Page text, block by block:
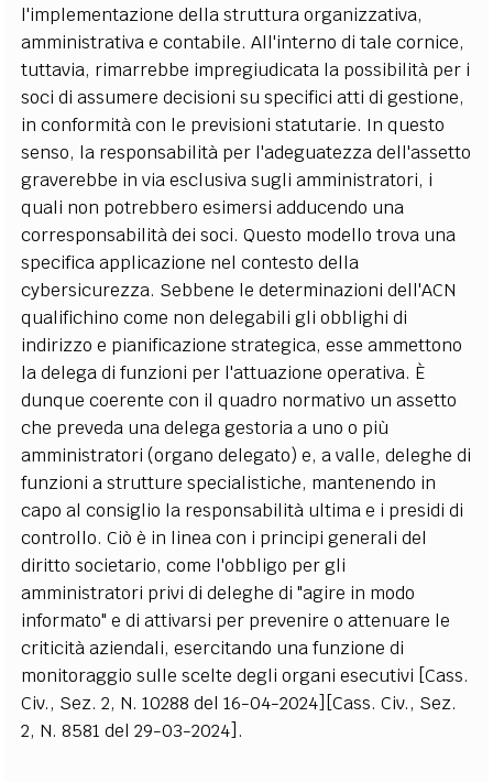
l'implementazione della struttura organizzativa,
amministrativa e contabile. All'interno di tale cornice,
tuttavia, rimarrebbe impregiudicata la possibilità per i
soci di assumere decisioni su specifici atti di gestione,
in conformità con le previsioni statutarie. In questo
senso, la responsabilità per l'adeguatezza dell'assetto
graverebbe in via esclusiva sugli amministratori, i
quali non potrebbero esimersi adducendo una
corresponsabilità dei soci. Questo modello trova una
specifica applicazione nel contesto della
cybersicurezza. Sebbene le determinazioni dell'ACN
qualifichino come non delegabili gli obblighi di
indirizzo e pianificazione strategica, esse ammettono
la delega di funzioni per l'attuazione operativa. È
dunque coerente con il quadro normativo un assetto
che preveda una delega gestoria a uno o più
amministratori (organo delegato) e, a valle, deleghe di
funzioni a strutture specialistiche, mantenendo in
capo al consiglio la responsabilità ultima e i presidi di
controllo. Ciò è in linea con i principi generali del
diritto societario, come l'obbligo per gli
amministratori privi di deleghe di "agire in modo
informato" e di attivarsi per prevenire o attenuare le
criticità aziendali, esercitando una funzione di
monitoraggio sulle scelte degli organi esecutivi [Cass.
Civ., Sez. 2, N. 10288 del 16-04-2024][Cass. Civ., Sez.
2, N. 8581 del 29-03-2024].